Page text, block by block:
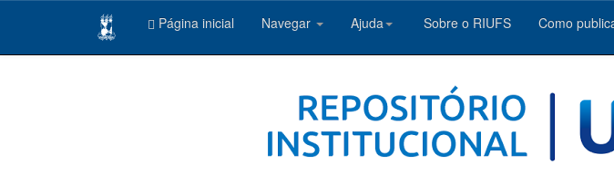
Página inicial Navegar Ajuda Sobre o RIUFS Como